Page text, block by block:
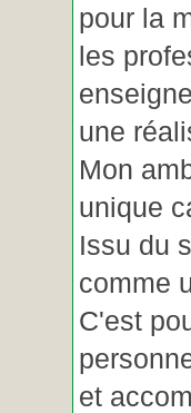
pour la
les
une
Mon
unique
Issu du
comme
C'est
et